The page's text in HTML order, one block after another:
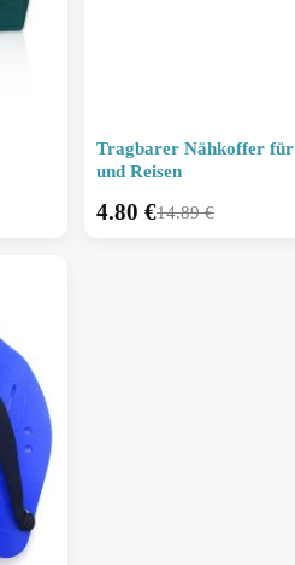
Tragbarer Nähkoffer
und Reisen
14.89€
4.80 €